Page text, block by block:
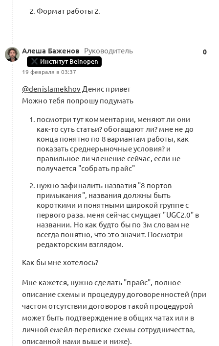
Формат работы 2.
Алеша Баженов Руководитель
Институт Beinopen
19 февраля в 03:37
0
@denislamekhov Денис привет
Можно тебя попрошу подумать
посмотри тут комментарии, меняют ли они
как-то суть статьи? обогащают ли? мне не до
конца понятно по 8 вариантам работы, как
показать среднерыночные условия? и
правильное ли членение сейчас, если не
получается "собрать прайс"
нужно зафиналить назватия "8 портов
примыкания", названия должны быть
короткими и понятными широкой группе с
первого раза. меня сейчас смущает "UGC2.0" в
названии. Но как будто бы по 3м словам не
всегда понятно, что это значит. Посмотри
редакторским взглядом.
Как бы мне хотелось?
Мне кажется, нужно сделать "прайс", полное
описание схемы и процедуру договоренностей (при
частом отсутствии договоров такой процедурой
может быть подтверждение в общих чатах или в
личной емейл-переписке схемы сотрудничества,
описанной нами выше и ниже).